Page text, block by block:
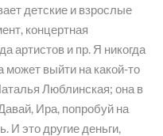
детские и взрослые
концертная
артистов и пр. Я никогда
может выйти на какой-то
Люблинская; она в
Ира, попробуй на
И это другие деньги,